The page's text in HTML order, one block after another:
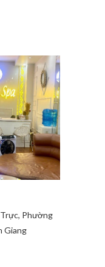
Phường
Giang